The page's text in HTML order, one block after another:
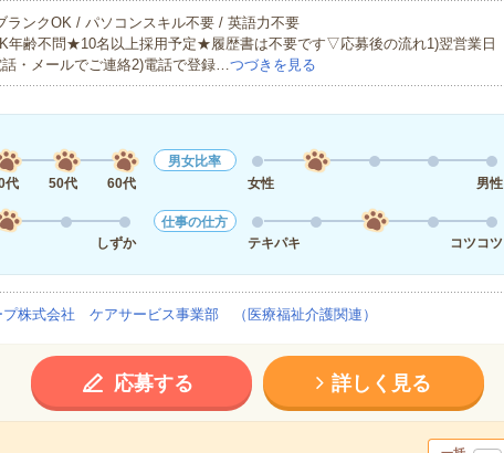
ランクOK / パソコンスキル不要 / 英語力不要
年齢不問★10名以上採用予定★履歴書は不要です▽応募後の流れ1)翌営業日
話・メールでご連絡2)電話で登録…つづきを見る
代 50代 60代
男女比率
女性
男性
しずか
仕事の仕方
テキパキ
コツコツ
プ株式会社 ケアサービス事業部 （医療福祉介護関連）
応募する 詳しく見る